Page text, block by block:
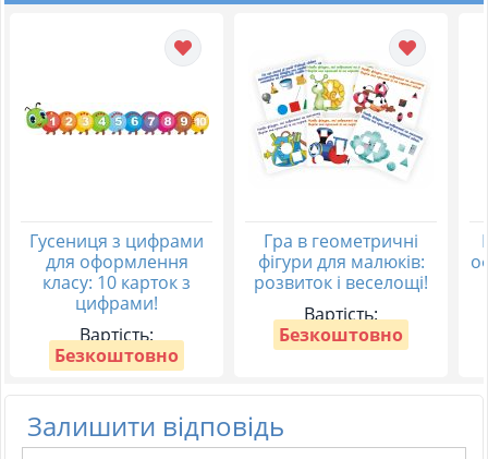
Гусениця з цифрами
для оформлення
класу: 10 карток з
цифрами!
Вартість:
Безкоштовно
Гра в геометричні
фігури для малюків:
розвиток і веселощі!
Вартість:
Безкоштовно
Залишити відповідь